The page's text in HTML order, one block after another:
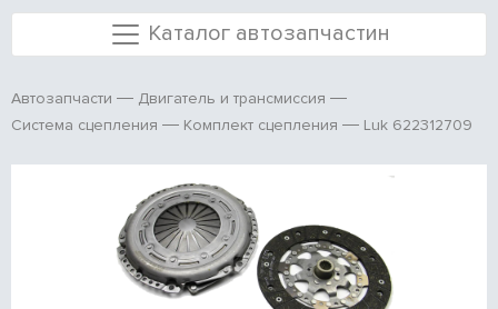
Каталог автозапчастин
Автозапчасти
Двигатель и трансмиссия
Система сцепления
Комплект сцепления Luk 622312709